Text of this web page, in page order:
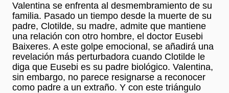
Valentina se enfrenta al desmembramiento de su
familia. Pasado un tiempo desde la muerte de su
padre, Clotilde, su madre, admite que mantiene
una relación con otro hombre, el doctor Eusebi
Baixeres. A este golpe emocional, se añadirá una
revelación más perturbadora cuando Clotilde le
diga que Eusebi es su padre biológico. Valentina,
sin embargo, no parece resignarse a reconocer
como padre a un extraño. Y con este triángulo